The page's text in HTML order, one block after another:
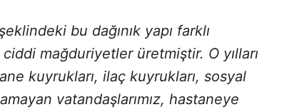
bu dağınık yapı farklı
mağduriyetler üretmiştir. O yılları
kuyrukları, ilaç kuyrukları, sosyal
vatandaşlarımız, hastaneye